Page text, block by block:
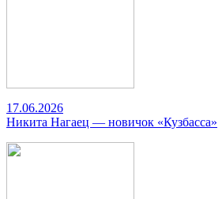
17.06.2026
Никита Нагаец — новичок «Кузбасса»